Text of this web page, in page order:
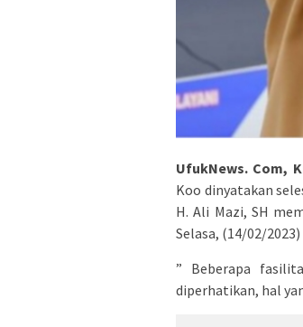
UfukNews. Com,
Koo dinyatakan
H. Ali Mazi, SH
Selasa, (14/02/2023)
” Beberapa
diperhatikan, hal